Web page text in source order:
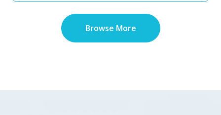
Browse More